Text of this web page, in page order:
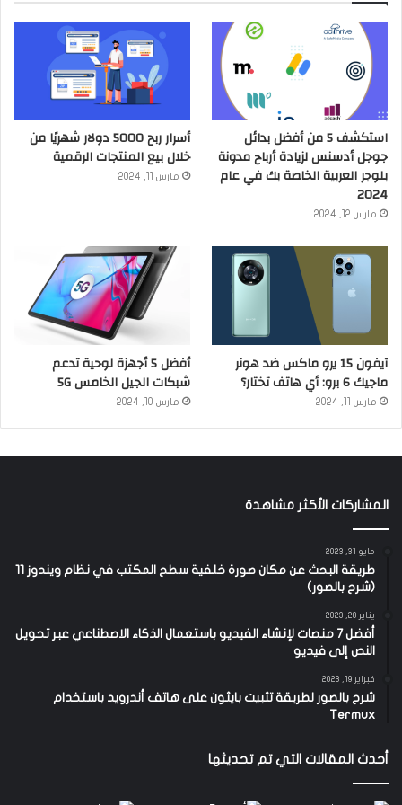
استكشف 5 من أفضل بدائل
جوجل أدسنس لزيادة أرباح مدونة
بلوجر العربية الخاصة بك في عام
2024
مارس 12, 2024
أسرار ربح 5000 دولار شهريًا من
خلال بيع المنتجات الرقمية
مارس 11, 2024
آيفون 15 يرو ماكس ضد هونر
ماجيك 6 برو: أي هاتف تختار؟
مارس 11, 2024
أفضل 5 أجهزة لوحية تدعم
شبكات الجيل الخامس 5G
مارس 10, 2024
المشاركات الأكثر مشاهدة
مايو 31, 2023
طريقة البحث عن مكان صورة خلفية سطح المكتب في نظام ويندوز 11
(شرح بالصور)
يناير 28, 2023
أفضل 7 منصات لإنشاء الفيديو باستعمال الذكاء الاصطناعي عبر تحويل
النص إلى فيديو
فبراير 19, 2023
شرح بالصور لطريقة تثبيت بايثون على هاتف أندرويد باستخدام
Termux
أحدث المقالات التي تم تحديثها